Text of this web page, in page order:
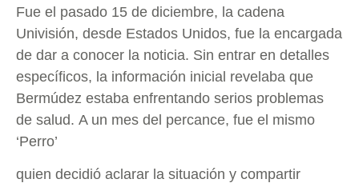
Fue el pasado 15 de diciembre, la cadena
Univisión, desde Estados Unidos, fue la encargada
de dar a conocer la noticia. Sin entrar en detalles
específicos, la información inicial revelaba que
Bermúdez estaba enfrentando serios problemas
de salud. A un mes del percance, fue el mismo
‘Perro’
quien decidió aclarar la situación y compartir